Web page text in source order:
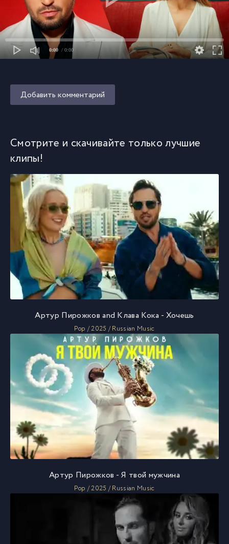
0:00 / 0:00
Добавить комментарий
Смотрите и скачивайте только лучшие
клипы!
Артур Пирожков and Клава Кока - Хочешь
Pop / 2025 / Russian Music
Артур Пирожков - Я твой мужчина
Pop / 2025 / Russian Music